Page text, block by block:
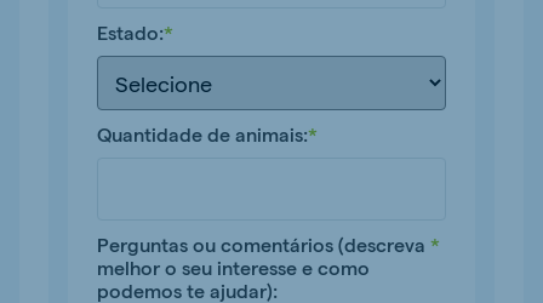
*
Estado:
*
Quantidade de animais:
*
Perguntas ou comentários (descreva
melhor o seu interesse e como
podemos te ajudar):